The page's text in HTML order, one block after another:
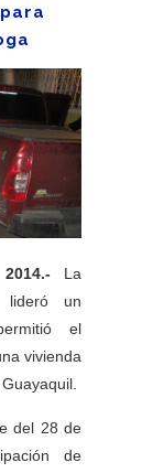
La
lideró un
el
vivienda
del 28 de
de